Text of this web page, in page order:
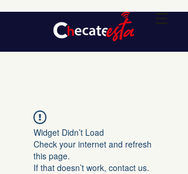
Widget Didn’t Load
Check your internet and refresh
this page.
If that doesn’t work, contact us.